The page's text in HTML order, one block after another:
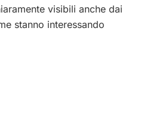
visibili anche dai
stanno interessando